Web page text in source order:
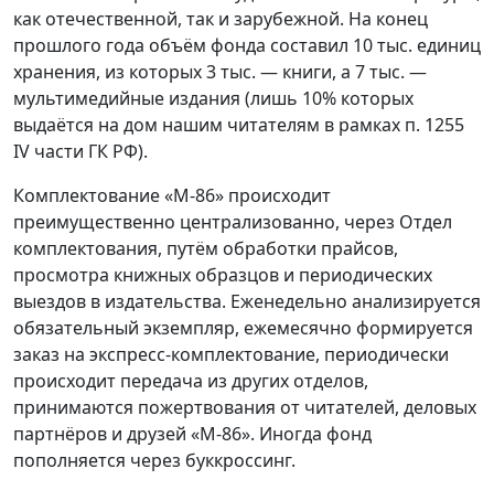
как отечественной, так и зарубежной. На конец
прошлого года объём фонда составил 10 тыс. единиц
хранения, из которых 3 тыс. — книги, а 7 тыс. —
мультимедийные издания (лишь 10% которых
выдаётся на дом нашим читателям в рамках п. 1255
IV части ГК РФ).
Комплектование «М-86» происходит
преимущественно централизованно, через Отдел
комплектования, путём обработки прайсов,
просмотра книжных образцов и периодических
выездов в издательства. Еженедельно анализируется
обязательный экземпляр, ежемесячно формируется
заказ на экспресс-комплектование, периодически
происходит передача из других отделов,
принимаются пожертвования от читателей, деловых
партнёров и друзей «М-86». Иногда фонд
пополняется через буккроссинг.